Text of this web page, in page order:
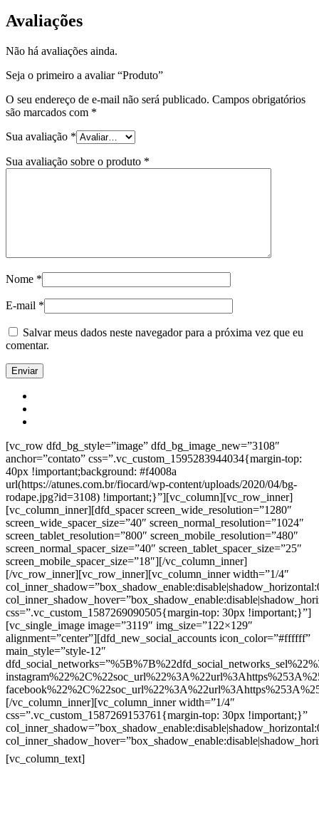
Avaliações
Não há avaliações ainda.
Seja o primeiro a avaliar “Produto”
O seu endereço de e-mail não será publicado. Campos obrigatórios
são marcados com *
Sua avaliação *
Sua avaliação sobre o produto *
Nome *
E-mail *
Salvar meus dados neste navegador para a próxima vez que eu
comentar.
[vc_row dfd_bg_style=”image” dfd_bg_image_new=”3108″
anchor=”contato” css=”.vc_custom_1595283944034{margin-top:
40px !important;background: #f4008a
url(https://atunes.com.br/fiocard/wp-content/uploads/2020/04/bg-
rodape.jpg?id=3108) !important;}”][vc_column][vc_row_inner]
[vc_column_inner][dfd_spacer screen_wide_resolution=”1280″
screen_wide_spacer_size=”40″ screen_normal_resolution=”1024″
screen_tablet_resolution=”800″ screen_mobile_resolution=”480″
screen_normal_spacer_size=”40″ screen_tablet_spacer_size=”25″
screen_mobile_spacer_size=”18″][/vc_column_inner]
[/vc_row_inner][vc_row_inner][vc_column_inner width=”1/4″
css=”.vc_custom_1587269090505{margin-top: 30px !important;}”]
[vc_single_image image=”3119″ img_size=”122×129″
alignment=”center”][dfd_new_social_accounts icon_color=”#ffffff”
main_style=”style-12″
[/vc_column_inner][vc_column_inner width=”1/4″
css=”.vc_custom_1587269153761{margin-top: 30px !important;}”
[vc_column_text]